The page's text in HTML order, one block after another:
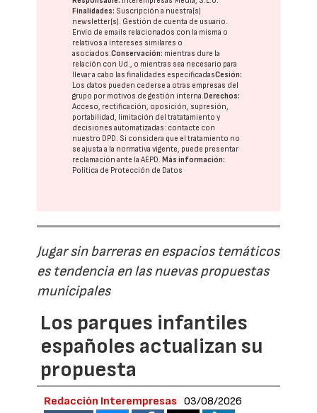
Finalidades: Suscripción a nuestra(s)
newsletter(s). Gestión de cuenta de usuario.
Envío de emails relacionados con la misma o
relativos a intereses similares o
asociados.Conservación: mientras dure la
relación con Ud., o mientras sea necesario para
llevar a cabo las finalidades especificadasCesión:
Los datos pueden cederse a otras empresas del
grupo por motivos de gestión interna.Derechos:
Acceso, rectificación, oposición, supresión,
portabilidad, limitación del tratatamiento y
decisiones automatizadas: contacte con
nuestro DPD. Si considera que el tratamiento no
se ajusta a la normativa vigente, puede presentar
reclamación ante laAEPD.Más información:
Política de Protección de Datos
Jugar sin barreras en espacios temáticos
es tendencia en las nuevas propuestas
municipales
Los parques infantiles
españoles actualizan su
propuesta
Redacción Interempresas 03/08/2026